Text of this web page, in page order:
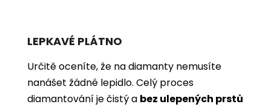
LEPKAVÉ PLÁTNO
Určitě oceníte, že na diamanty nemusíte
nanášet žádné lepidlo. Celý proces
diamantování je čistý a bez ulepených prstů